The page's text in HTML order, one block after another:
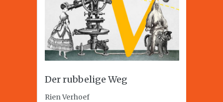
Der rubbelige Weg
Rien Verhoef